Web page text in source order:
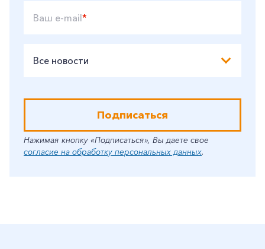
Ваш e-mail*
Все новости
Подписаться
Нажимая кнопку «Подписаться», Вы даете свое
согласие на обработку персональных данных.